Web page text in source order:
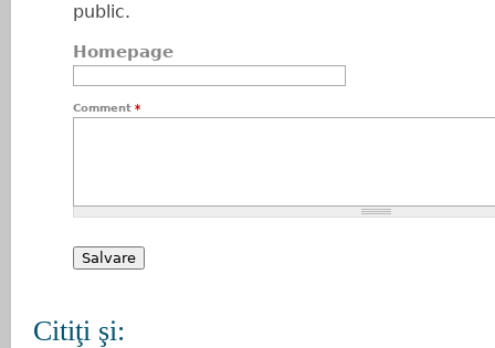
public.
Homepage
Comment *
Citiţi şi: